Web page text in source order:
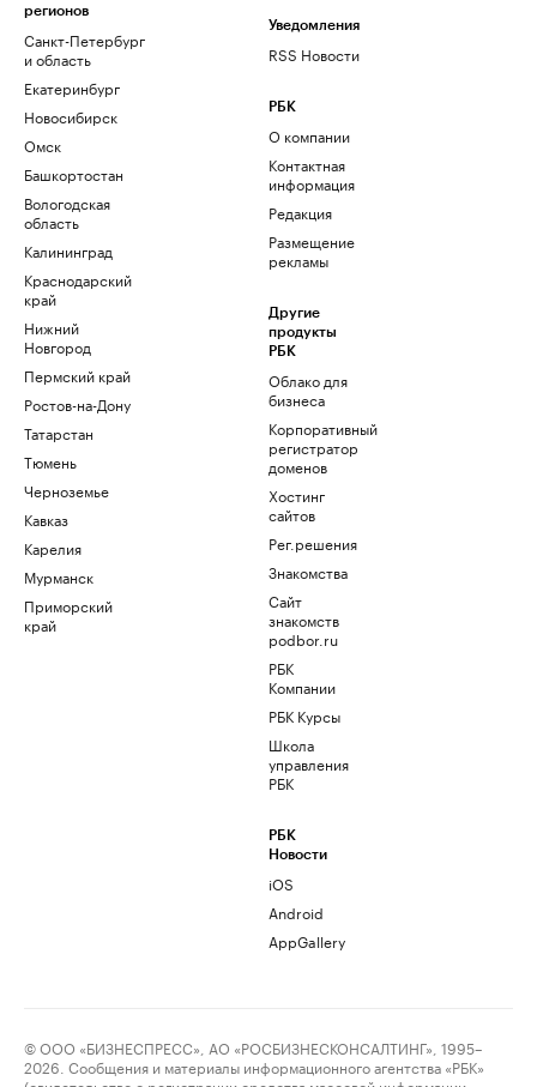
регионов
Санкт-Петербург
и область
Екатеринбург
Новосибирск
Омск
Башкортостан
Вологодская
область
Калининград
Краснодарский
край
Нижний
Новгород
Пермский край
Ростов-на-Дону
Татарстан
Тюмень
Черноземье
Кавказ
Карелия
Мурманск
Приморский
край
Уведомления
RSS Новости
РБК
О компании
Контактная
информация
Редакция
Размещение
рекламы
Другие
продукты
РБК
Облако для
бизнеса
Корпоративный
регистратор
доменов
Хостинг
сайтов
Рег.решения
Знакомства
Сайт
знакомств
podbor.ru
РБК
Компании
РБК Курсы
Школа
управления
РБК
РБК
Новости
iOS
Android
AppGallery
© ООО «БИЗНЕСПРЕСС», АО «РОСБИЗНЕСКОНСАЛТИНГ», 1995–
2026. Сообщения и материалы информационного агентства «РБК»